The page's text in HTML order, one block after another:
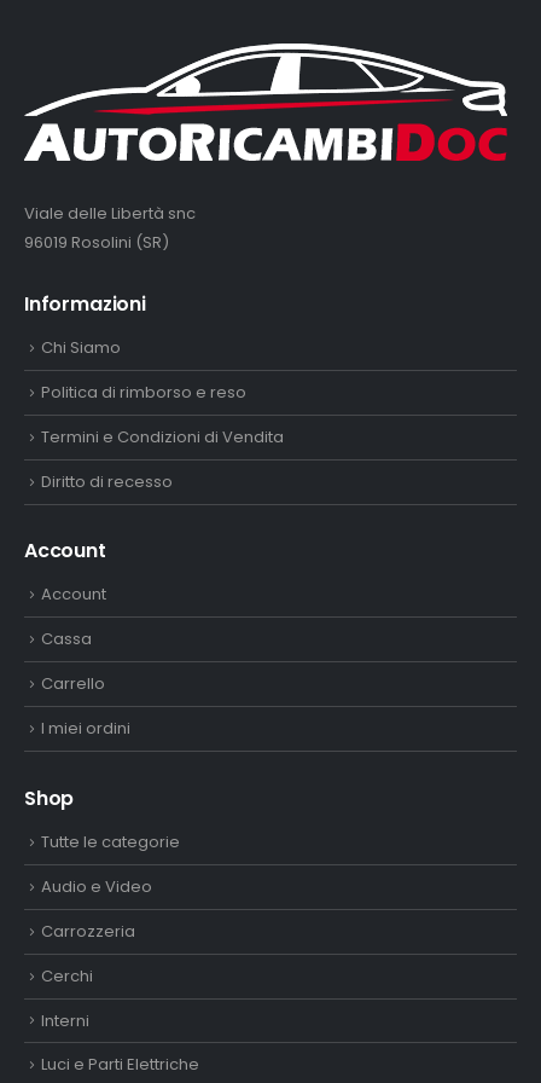
Viale delle Libertà snc
96019 Rosolini (SR)
Informazioni
Chi Siamo
Politica di rimborso e reso
Termini e Condizioni di Vendita
Diritto di recesso
Account
Account
Cassa
Carrello
I miei ordini
Shop
Tutte le categorie
Audio e Video
Carrozzeria
Cerchi
Interni
Luci e Parti Elettriche